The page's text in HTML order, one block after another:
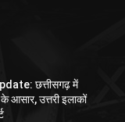
छत्तीसगढ़ में
आसार, उत्तरी इलाकों